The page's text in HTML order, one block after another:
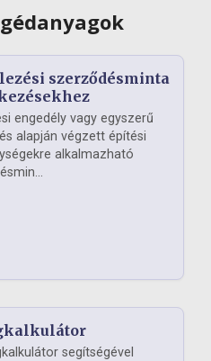
szerződésminta
engedély vagy egyszerű
alapján végzett építési
alkalmazható
segítségével